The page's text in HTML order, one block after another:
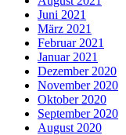
Juni 2021
März 2021
Februar 2021
Januar 2021
Dezember 2020
November 2020
Oktober 2020
September 2020
August 2020